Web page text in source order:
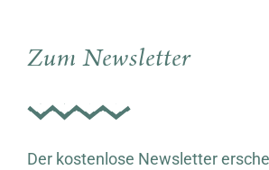
Zum Newsletter
Der kostenlose Newsletter